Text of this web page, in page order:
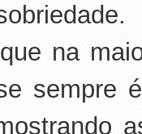
na
sempre